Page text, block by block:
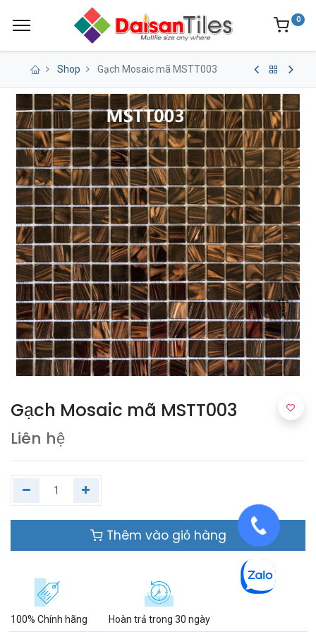
0
Shop Gạch Mosaic mã MSTT003
Gạch Mosaic mã MSTT003
Liên hệ
Thêm vào giỏ hàng
100% Chính hãng Hoàn trả trong 30 ngày